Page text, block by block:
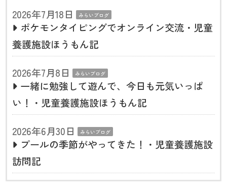
2026年7月18日
みらいブログ
ポケモンタイピングでオンライン交流・児童
養護施設ほうもん記
2026年7月8日
みらいブログ
一緒に勉強して遊んで、今日も元気いっぱ
い！・児童養護施設ほうもん記
2026年6月30日
みらいブログ
プールの季節がやってきた！・児童養護施設
訪問記